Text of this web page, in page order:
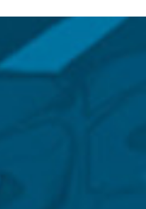
CONTACTE